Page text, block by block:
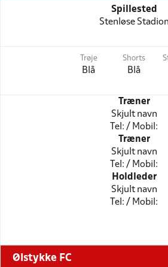
Spillested
Stenløse Stadion
Trøje
Blå
Shorts
Blå
Træner
Skjult navn
Tel: / Mobil:
Træner
Skjult navn
Tel: / Mobil:
Holdleder
Skjult navn
Tel: / Mobil:
Ølstykke FC